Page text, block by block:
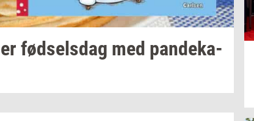
fød­sels­dag med pan­de­ka­